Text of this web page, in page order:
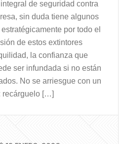
de seguridad contra
sin duda tiene algunos
por todo el
de estos extintores
la confianza que
ser infundada si no están
No se arriesgue con un
recárguelo […]